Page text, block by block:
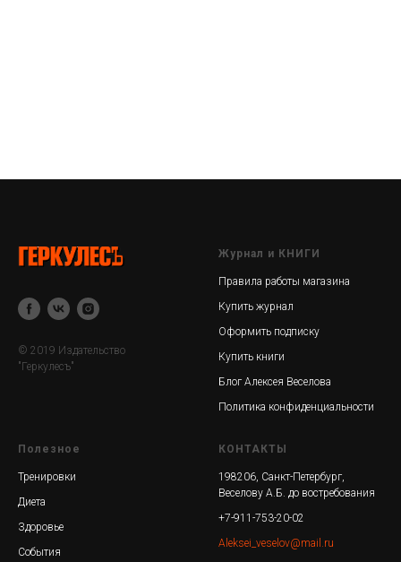
© 2019 Издательство
"Геркулесъ"
Журнал и КНИГИ
Правила работы магазина
Купить журнал
Оформить подписку
Купить книги
Блог Алексея Веселова
Политика конфиденциальности
Полезное
Тренировки
Диета
Здоровье
События
КОНТАКТЫ
198206, Санкт-Петербург,
Веселову А.Б. до востребования
+7-911-753-20-02
Aleksei_veselov@mail.ru